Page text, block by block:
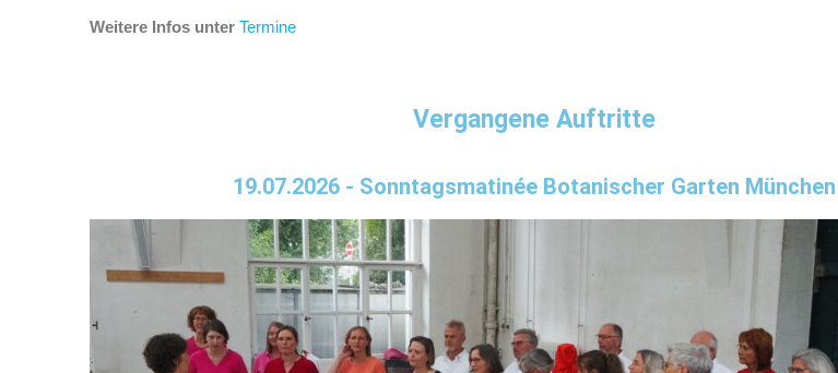
Weitere Infos unter Termine
Vergangene Auftritte
19.07.2026 - Sonntagsmatinée Botanischer Garten München